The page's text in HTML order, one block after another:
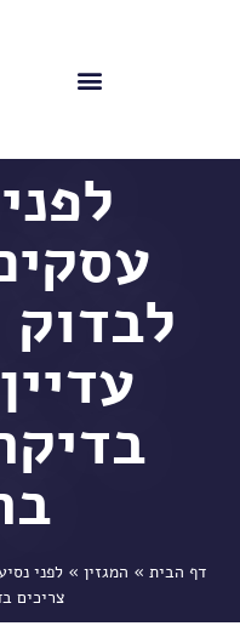
דף הבית » המגזין » לפני
צריכים